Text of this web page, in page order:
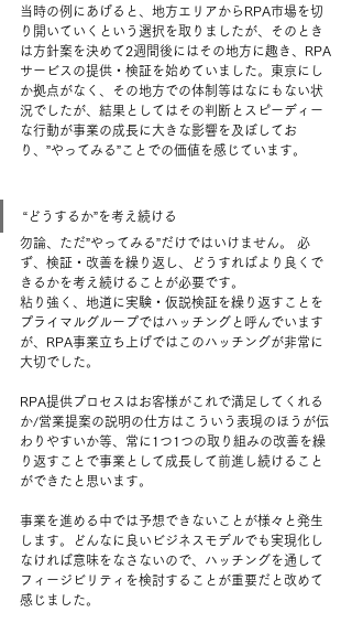
当時の例にあげると、地方エリアからRPA市場を切
り開いていくという選択を取りましたが、そのとき
は方針案を決めて2週間後にはその地方に趣き、RPA
サービスの提供・検証を始めていました。東京にし
か拠点がなく、その地方での体制等はなにもない状
況でしたが、結果としてはその判断とスピーディー
な行動が事業の成長に大きな影響を及ぼしてお
り、”やってみる”ことでの価値を感じています。
“どうするか”を考え続ける
勿論、ただ”やってみる”だけではいけません。 必
ず、検証・改善を繰り返し、どうすればより良くで
きるかを考え続けることが必要です。
粘り強く、地道に実験・仮説検証を繰り返すことを
プライマルグループではハッチングと呼んでいます
が、RPA事業立ち上げではこのハッチングが非常に
大切でした。
RPA提供プロセスはお客様がこれで満足してくれる
か/営業提案の説明の仕方はこういう表現のほうが伝
わりやすいか等、常に1つ1つの取り組みの改善を繰
り返すことで事業として成長して前進し続けること
ができたと思います。
事業を進める中では予想できないことが様々と発生
します。どんなに良いビジネスモデルでも実現化し
なければ意味をなさないので、ハッチングを通して
フィージビリティを検討することが重要だと改めて
感じました。